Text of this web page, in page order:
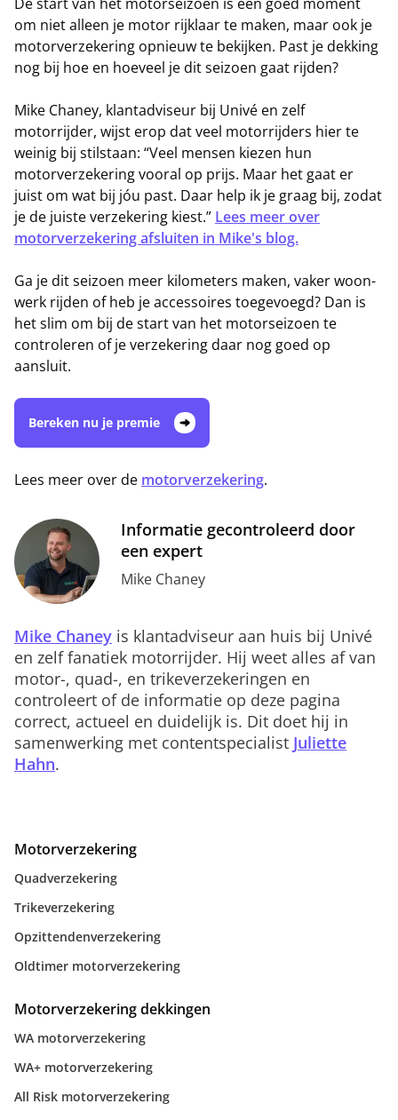
om niet alleen je motor rijklaar te maken, maar ook je
motorverzekering opnieuw te bekijken. Past je dekking
nog bij hoe en hoeveel je dit seizoen gaat rijden?
Mike Chaney, klantadviseur bij Univé en zelf
motorrijder, wijst erop dat veel motorrijders hier te
weinig bij stilstaan: “Veel mensen kiezen hun
motorverzekering vooral op prijs. Maar het gaat er
juist om wat bij jóu past. Daar help ik je graag bij, zodat
je de juiste verzekering kiest.” Lees meer over
motorverzekering afsluiten in Mike's blog.
Ga je dit seizoen meer kilometers maken, vaker woon-
werk rijden of heb je accessoires toegevoegd? Dan is
het slim om bij de start van het motorseizoen te
controleren of je verzekering daar nog goed op
aansluit.
Bereken nu je premie
Lees meer over de motorverzekering.
Informatie gecontroleerd door
een expert
Mike Chaney
Mike Chaney is klantadviseur aan huis bij Univé
en zelf fanatiek motorrijder. Hij weet alles af van
motor-, quad-, en trikeverzekeringen en
controleert of de informatie op deze pagina
correct, actueel en duidelijk is. Dit doet hij in
samenwerking met contentspecialist Juliette
Hahn.
Motorverzekering
Quadverzekering
Trikeverzekering
Opzittendenverzekering
Oldtimer motorverzekering
Motorverzekering dekkingen
WA motorverzekering
WA+ motorverzekering
All Risk motorverzekering